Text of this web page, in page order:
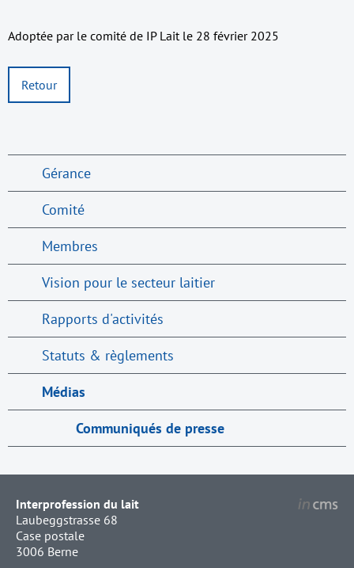
Adoptée par le comité de IP Lait le 28 février 2025
Retour
Gérance
Comité
Membres
Vision pour le secteur laitier
Rapports d'activités
Statuts & règlements
Médias
Communiqués de presse
Interprofession du lait
Laubeggstrasse 68
Case postale
3006 Berne